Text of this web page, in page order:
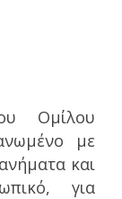
Ομίλου
με
και
για